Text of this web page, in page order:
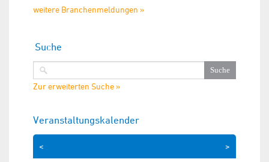
weitere Branchenmeldungen »
Suche
Zur erweiterten Suche »
Veranstaltungskalender
>
<